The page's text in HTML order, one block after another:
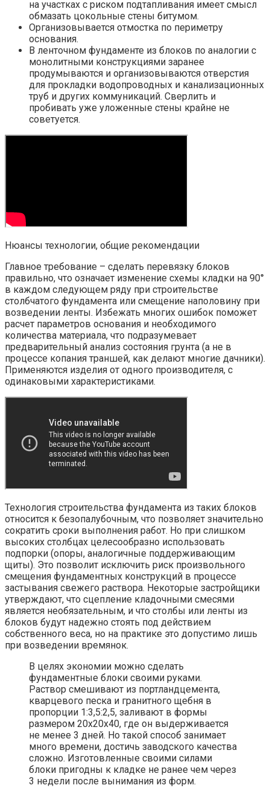
на участках с риском подтапливания имеет смысл
обмазать цокольные стены битумом.
Организовывается отмостка по периметру
основания.
В ленточном фундаменте из блоков по аналогии с
монолитными конструкциями заранее
продумываются и организовываются отверстия
для прокладки водопроводных и канализационных
труб и других коммуникаций. Сверлить и
пробивать уже уложенные стены крайне не
советуется.
Нюансы технологии, общие рекомендации
Главное требование – сделать перевязку блоков
правильно, что означает изменение схемы кладки на 90°
в каждом следующем ряду при строительстве
столбчатого фундамента или смещение наполовину при
возведении ленты. Избежать многих ошибок поможет
расчет параметров основания и необходимого
количества материала, что подразумевает
предварительный анализ состояния грунта (а не в
процессе копания траншей, как делают многие дачники).
Применяются изделия от одного производителя, с
одинаковыми характеристиками.
Технология строительства фундамента из таких блоков
относится к безопалубочным, что позволяет значительно
сократить сроки выполнения работ. Но при слишком
высоких столбцах целесообразно использовать
подпорки (опоры, аналогичные поддерживающим
щиты). Это позволит исключить риск произвольного
смещения фундаментных конструкций в процессе
застывания свежего раствора. Некоторые застройщики
утверждают, что сцепление кладочными смесями
является необязательным, и что столбы или ленты из
блоков будут надежно стоять под действием
собственного веса, но на практике это допустимо лишь
при возведении времянок.
В целях экономии можно сделать
фундаментные блоки своими руками.
Раствор смешивают из портландцемента,
кварцевого песка и гранитного щебня в
пропорции 1:3,5:2,5, заливают в формы
размером 20х20х40, где он выдерживается
не менее 3 дней. Но такой способ занимает
много времени, достичь заводского качества
сложно. Изготовленные своими силами
блоки пригодны к кладке не ранее чем через
3 недели после вынимания из форм.